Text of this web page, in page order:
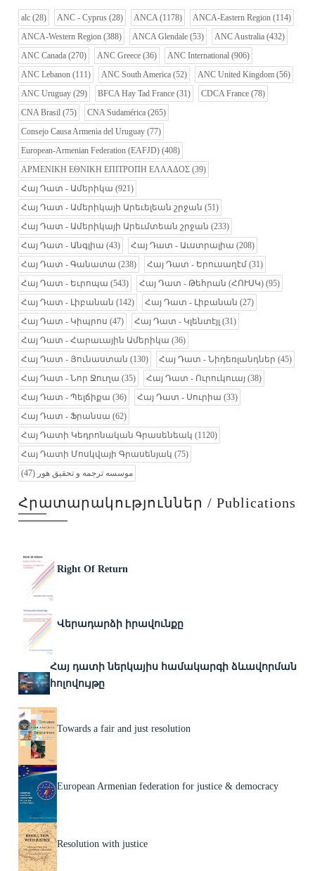
alc (28) ANC - Cyprus (28) ANCA(1178) ANCA-Eastern Region (114)
ANCA-Western Region (388) ANCA Glendale (53) ANC Australia (432)
ANC Canada (270) ANC Greece (36) ANC International (906)
ANC Lebanon (111) ANC South America (52) ANC United Kingdom (56)
ANC Uruguay (29) BFCA Hay Tad France (31) CDCA France (78)
CNA Brasil (75) CNA Sudamérica (265)
Consejo Causa Armenia del Uruguay (77)
European-Armenian Federation (EAFJD) (408)
ΑΡΜΕΝΙΚΗ ΕΘΝΙΚΗ ΕΠΙΤΡΟΠΗ ΕΛΛΑΔΟΣ (39)
Հայ Դատ - Ամերիկա (921)
Հայ Դատ - Ամերիկայի Արեւելեան շրջան (51)
Հայ Դատ - Ամերիկայի Արեւմտեան շրջան (233)
Հայ Դատ - Անգլիա (43) Հայ Դատ - Աւստրալիա (208)
Հայ Դատ - Գանատա (238) Հայ Դատ - Երուսաղէմ (31)
Հայ Դատ - Եւրոպա (543) Հայ Դատ - Թեհրան (ՀՈՒՍԿ) (95)
Հայ Դատ - Լիբանան (142) Հայ Դատ - Լիբանան (27)
Հայ Դատ - Կիպրոս (47) Հայ Դատ - Կլենտէյլ (31)
Հայ Դատ - Հարաւային Ամերիկա (36)
Հայ Դատ - Յունաստան (130) Հայ Դատ - Նիդեռլանդներ (45)
Հայ Դատ - Նոր Ջուղա (35) Հայ Դատ - Ուրուկուայ (38)
Հայ Դատ - Պելճիքա (36) Հայ Դատ - Սուրիա (33)
Հայ Դատ - Ֆրանսա (62)
Հայ Դատի Կեդրոնական Գրասենեակ (1120)
Հայ Դատի Մոսկվայի Գրասենյակ (75)
موسسه ترجمه و تحقیق هور (47)
Հրատարակություններ / Publications
Right Of Return
Վերադարձի իրավունքը
Հայ դատի ներկայիս համակարգի ձևավորման
հոլովույթը
Towards a fair and just resolution
European Armenian federation for justice & democracy
Resolution with justice